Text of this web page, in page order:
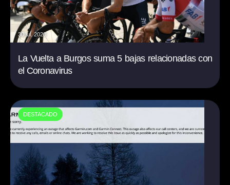
30 jul. 2020
La Vuelta a Burgos suma 5 bajas relacionadas con
el Coronavirus
DESTACADO